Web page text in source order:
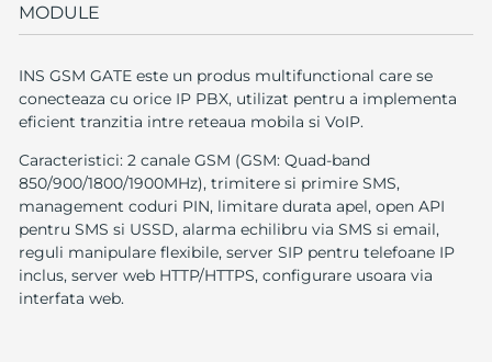
MODULE
INS GSM GATE este un produs multifunctional care se
conecteaza cu orice IP PBX, utilizat pentru a implementa
eficient tranzitia intre reteaua mobila si VoIP.
Caracteristici: 2 canale GSM (GSM: Quad-band
850/900/1800/1900MHz), trimitere si primire SMS,
management coduri PIN, limitare durata apel, open API
pentru SMS si USSD, alarma echilibru via SMS si email,
reguli manipulare flexibile, server SIP pentru telefoane IP
inclus, server web HTTP/HTTPS, configurare usoara via
interfata web.